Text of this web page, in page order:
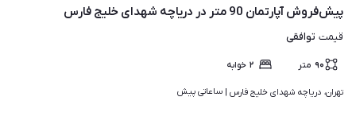
پیش‌فروش آپارتمان 90 متر در دریاچه شهدای خلیج فارس
قیمت توافقی
۹۰ متر ۲ خوابه
تهران، دریاچه شهدای خلیج فارس | ساعاتی پیش